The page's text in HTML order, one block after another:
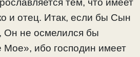
и отец. Итак, если бы Сын
не осмелился бы
Мое», ибо господин имеет